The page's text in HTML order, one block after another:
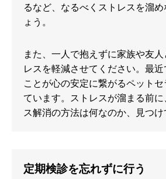
るなど、なるべくストレスを溜
ょう。
また、一人で抱えずに家族や友
レスを軽減させてください。最
ことが心の安定に繋がるペット
ています。ストレスが溜まる前
ス解消の方法は何なのか、見つけ
定期検診を忘れずに行う